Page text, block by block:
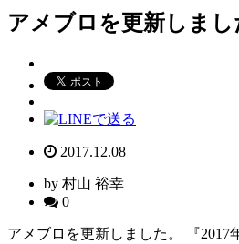
アメブロを更新しまし
2017.12.08
by 村山 裕幸
0
アメブロを更新しました。 『